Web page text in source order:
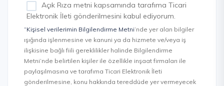
Açık Rıza metni kapsamında tarafıma Ticari
Elektronik İleti gönderilmesini kabul ediyorum.
“Kişisel verilerimin Bilgilendirme Metni’nde yer alan bilgiler
ışığında işlenmesine ve kanuni ya da hizmete ve/veya iş
ilişkisine bağlı fiili gereklilikler halinde Bilgilendirme
Metni’nde belirtilen kişiler ile özellikle inşaat firmaları ile
paylaşılmasına ve tarafıma Ticari Elektronik İleti
gönderilmesine, konu hakkında tereddüde yer vermeyecek